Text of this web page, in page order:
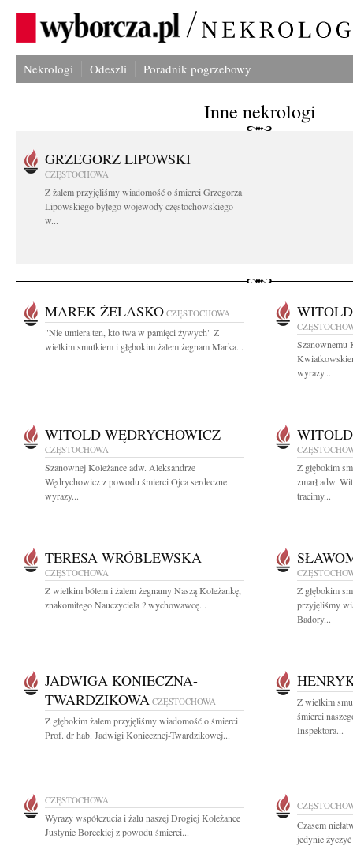
Nekrologi Odeszli Poradnik pogrzebowy
Inne nekrologi
GRZEGORZ LIPOWSKI
CZĘSTOCHOWA
Z żalem przyjęliśmy wiadomość o śmierci Grzegorza
Lipowskiego byłego wojewody częstochowskiego
w...
MAREK ŻELASKO CZĘSTOCHOWA
"Nie umiera ten, kto twa w pamięci żywych" Z
wielkim smutkiem i głębokim żalem żegnam Marka...
Szanownemu
wyrazy...
WITOLD WĘDRYCHOWICZ
CZĘSTOCHOWA
Szanownej Koleżance adw. Aleksandrze
Wędrychowicz z powodu śmierci Ojca serdeczne
wyrazy...
Z głębokim
zmarł adw.
tracimy...
TERESA WRÓBLEWSKA
CZĘSTOCHOWA
Z wielkim bólem i żalem żegnamy Naszą Koleżankę,
znakomitego Nauczyciela ? wychowawcę...
Z głębokim
przyjęliśmy
Badory...
JADWIGA KONIECZNA-
TWARDZIKOWA CZĘSTOCHOWA
Z głębokim żalem przyjęliśmy wiadomość o śmierci
Prof. dr hab. Jadwigi Koniecznej-Twardzikowej...
Z wielkim
śmierci
Inspektora...
CZĘSTOCHOWA
Wyrazy współczucia i żalu naszej Drogiej Koleżance
Justynie Boreckiej z powodu śmierci...
Czasem
jedynie